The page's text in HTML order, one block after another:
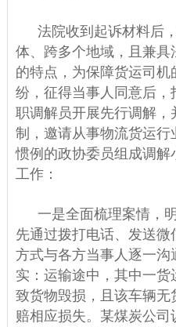
法院收到起诉材料后
体、跨多个地域，且兼
的特点，为保障货运司机
纷，征得当事人同意后
职调解员开展先行调解
制，邀请从事物流货运
惯例的政协委员组成调
工作：
一是全面梳理案情，
先通过拨打电话、发送
方式与各方当事人逐一
实：运输途中，其中一
致货物毁损，且该车辆
赔相应损失。某煤炭公司